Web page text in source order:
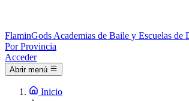
FlaminGods Academias de Baile y Escuelas de
Por Provincia
Acceder
Abrir menú
Inicio